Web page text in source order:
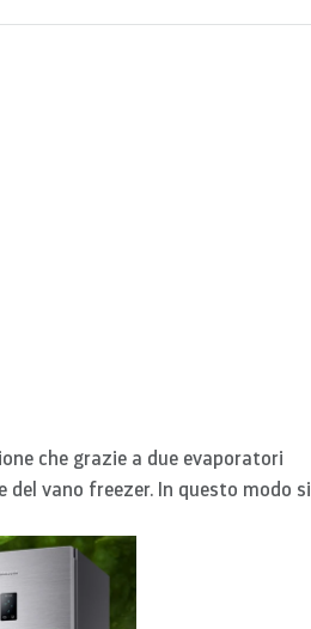
che grazie a due evaporatori
vano freezer. In questo modo si